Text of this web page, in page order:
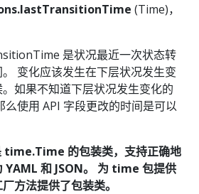
(Time)，
是状况最近一次状态转
变化应该发生在下层状况发生变
如果不知道下层状况发生变化的
么使用 API 字段更改的时间是可以
time.Time 的包装类，支持正确地
YAML 和 JSON。 为 time 包提供
方法提供了包装类。